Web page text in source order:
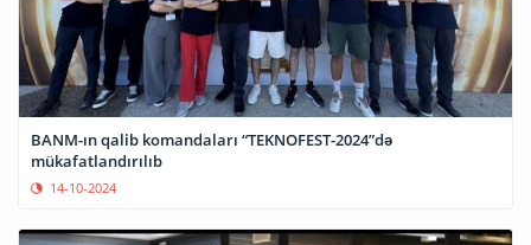
BANM-ın qalib komandaları “TEKNOFEST-2024”də
mükafatlandırılıb
14-10-2024